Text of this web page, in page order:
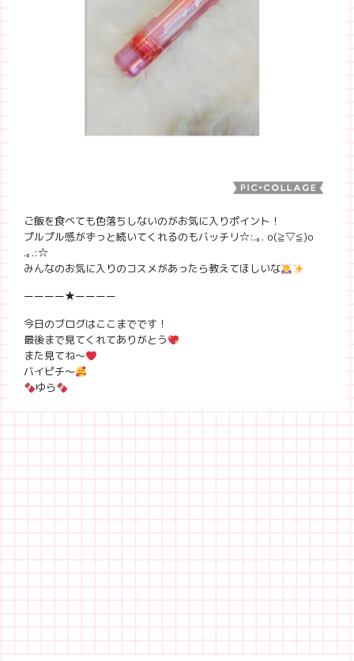
ご飯を食べても色落ちしないのがお気に入りポイント！
プルプル感がずっと続いてくれるのもバッチリ☆:.｡. o(≧▽≦)o
.｡.:☆
みんなのお気に入りのコスメがあったら教えてほしいな
ーーーー★ーーーー
今日のブログはここまでです！
最後まで見てくれてありがとう
また見てね〜
バイピチ〜
ゆら